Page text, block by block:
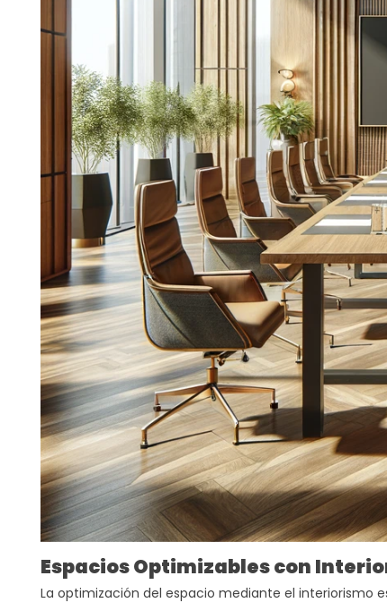
Espacios Optimizables con
La optimización del espacio mediante el interiorismo